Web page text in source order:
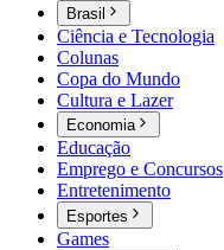
Brasil
Ciência e Tecnologia
Colunas
Copa do Mundo
Cultura e Lazer
Economia
Educação
Emprego e Concursos
Entretenimento
Esportes
Games